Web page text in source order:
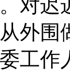
对迟
外围
工作